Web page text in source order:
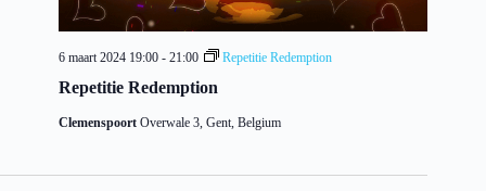
Repetitie Redemption
6 maart 2024 19:00 - 21:00 Repetitie Redemption
Clemenspoort Overwale 3, Gent, Belgium